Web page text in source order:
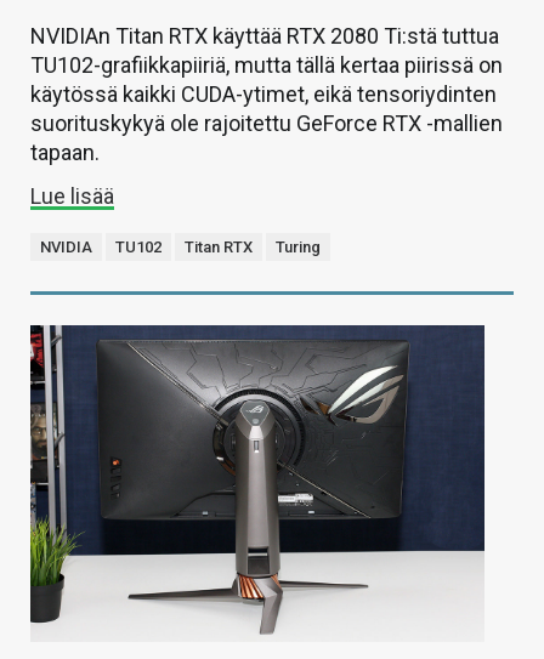
NVIDIAn Titan RTX käyttää RTX 2080 Ti:stä tuttua
TU102-grafiikkapiiriä, mutta tällä kertaa piirissä on
käytössä kaikki CUDA-ytimet, eikä tensoriydinten
suorituskykyä ole rajoitettu GeForce RTX -mallien
tapaan.
Lue lisää
NVIDIA TU102 Titan RTX Turing